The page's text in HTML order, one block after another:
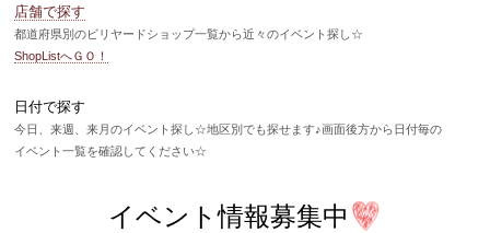
店舗で探す
都道府県別のビリヤードショップ一覧から近々のイベント探し☆
ShopListへＧＯ！
日付で探す
今日、来週、来月のイベント探し☆地区別でも探せます♪画面後方から日付毎の
イベント一覧を確認してください☆
イベント情報募集中